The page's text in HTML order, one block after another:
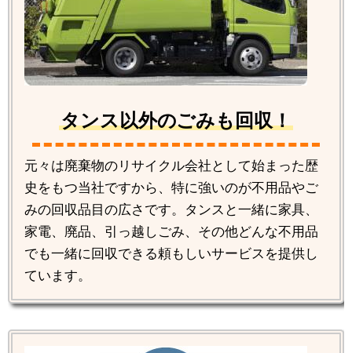
タンス以外のごみも回収！
元々は廃棄物のリサイクル会社として始まった歴
史をもつ当社ですから、特に強いのが不用品やご
みの回収品目の広さです。タンスと一緒に家具、
家電、廃品、引っ越しごみ、その他どんな不用品
でも一緒に回収できる頼もしいサービスを提供し
ています。